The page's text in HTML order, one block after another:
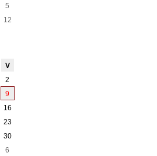
5
12
V
2
9
16
23
30
6